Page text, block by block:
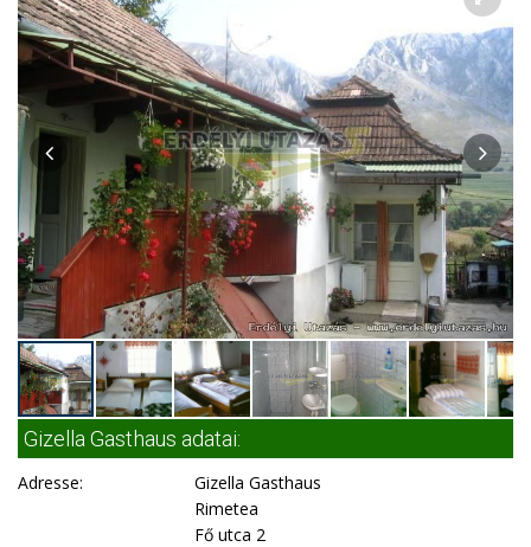
Gizella Gasthaus adatai:
Adresse:
Gizella Gasthaus
Rimetea
Fő utca 2